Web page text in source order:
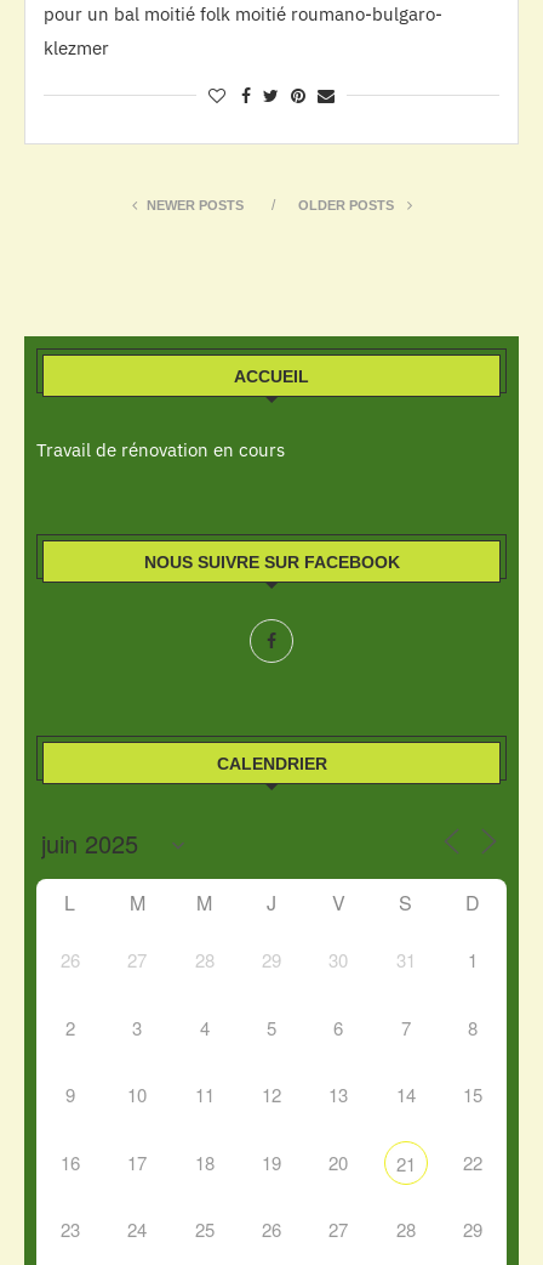
pour un bal moitié folk moitié roumano-bulgaro-
klezmer
NEWER POSTS OLDER POSTS
ACCUEIL
Travail de rénovation en cours
NOUS SUIVRE SUR FACEBOOK
CALENDRIER
L M M J V S D
26 27 28 29 30 31 1
2 3 4 5 6 7 8
9 10 11 12 13 14 15
16 17 18 19 20 21 22
23 24 25 26 27 28 29